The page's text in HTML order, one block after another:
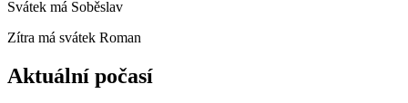
Svátek má Soběslav
Zítra má svátek Roman
Aktuální počasí